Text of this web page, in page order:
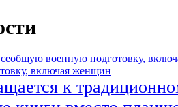
включая женщин